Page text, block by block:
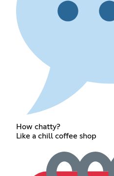
How chatty?
Like a chill coffee shop